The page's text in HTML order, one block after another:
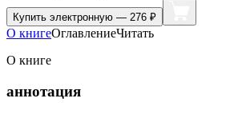
Купить электронную — 276 ₽
О книгеОглавлениеЧитать
О книге
аннотация